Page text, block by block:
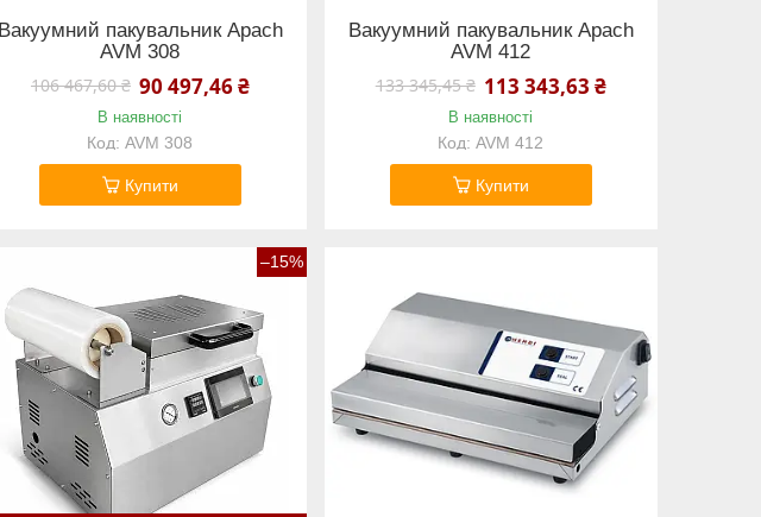
Вакуумний пакувальник Apach
AVM 308
106 467,60 ₴ 90 497,46 ₴
В наявності
AVM 308
Купити
Вакуумний пакувальник Apach
AVM 412
133 345,45 ₴ 113 343,63 ₴
В наявності
AVM 412
Купити
–15%